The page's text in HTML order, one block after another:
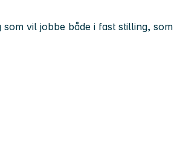
vil jobbe både i fast stilling,